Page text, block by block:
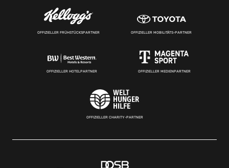
OFFIZIELLER FRÜHSTÜCKSPARTNER OFFIZIELLER MOBILITÄTS-PARTNER
OFFIZIELLER HOTELPARTNER OFFIZIELLER MEDIENPARTNER
OFFIZIELLER CHARITY-PARTNER